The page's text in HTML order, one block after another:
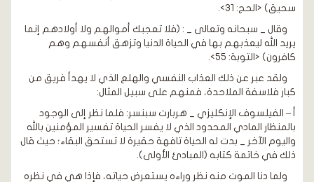
سحيق) <الحج: 31>.
وقال _ سبحانه وتعالى _ : (فلا تعجبك أموالهم ولا أولادهم إنما
يريد الله ليعذبهم بها في الحياة الدنيا وتزهق أنفسهم وهم
كافرون) <التوبة: 55>.
ولقد عبر عن ذلك العذاب النفسي والهلع الذي لا يهدأ فريق من
كبار فلاسفة الملاحدة، فمنهم على سبيل المثال:
أ – الفيلسوف الإنكليزي _ هربارت سبنسر: فلما نظر إلى الوجود
بالمنظار المادي المحدود الذي لا يفسر الحياة تفسير المؤمنين بالله
واليوم الآخر _ بدت له الحياة تافهة حقيرة لا تستحق البقاء؛ حيث قال
ذلك في خاتمة كتابه (المبادئ الأولى).
ولما دنا الموت منه نظر وراءه يستعرض حياته، فإذا هي في نظره